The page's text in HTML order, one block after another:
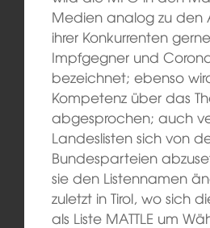
Medien analog zu den
ihrer Konkurrenten
Impfgegner und
bezeichnet; ebenso
Kompetenz über das
abgesprochen; auch
Landeslisten sich von
Bundesparteien
sie den Listennamen
zuletzt in Tirol, wo sich
als Liste MATTLE um